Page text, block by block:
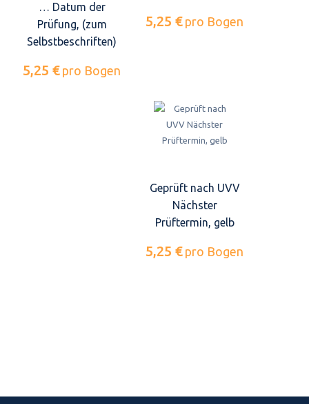
… Datum der
Prüfung, (zum
Selbstbeschriften)
5,25 € pro Bogen
5,25 € pro Bogen
Geprüft nach UVV
Nächster
Prüftermin, gelb
5,25 € pro Bogen